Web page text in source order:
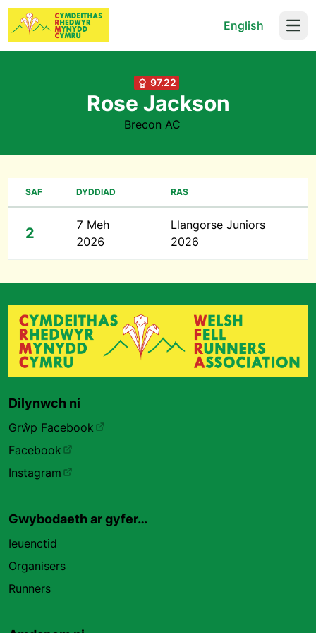
English
97.22
Rose Jackson
Brecon AC
SAF DYDDIAD RAS
2
7 Meh
2026
Llangorse Juniors
2026
Dilynwch ni
Grŵp Facebook
Facebook
Instagram
Gwybodaeth ar gyfer…
Ieuenctid
Organisers
Runners